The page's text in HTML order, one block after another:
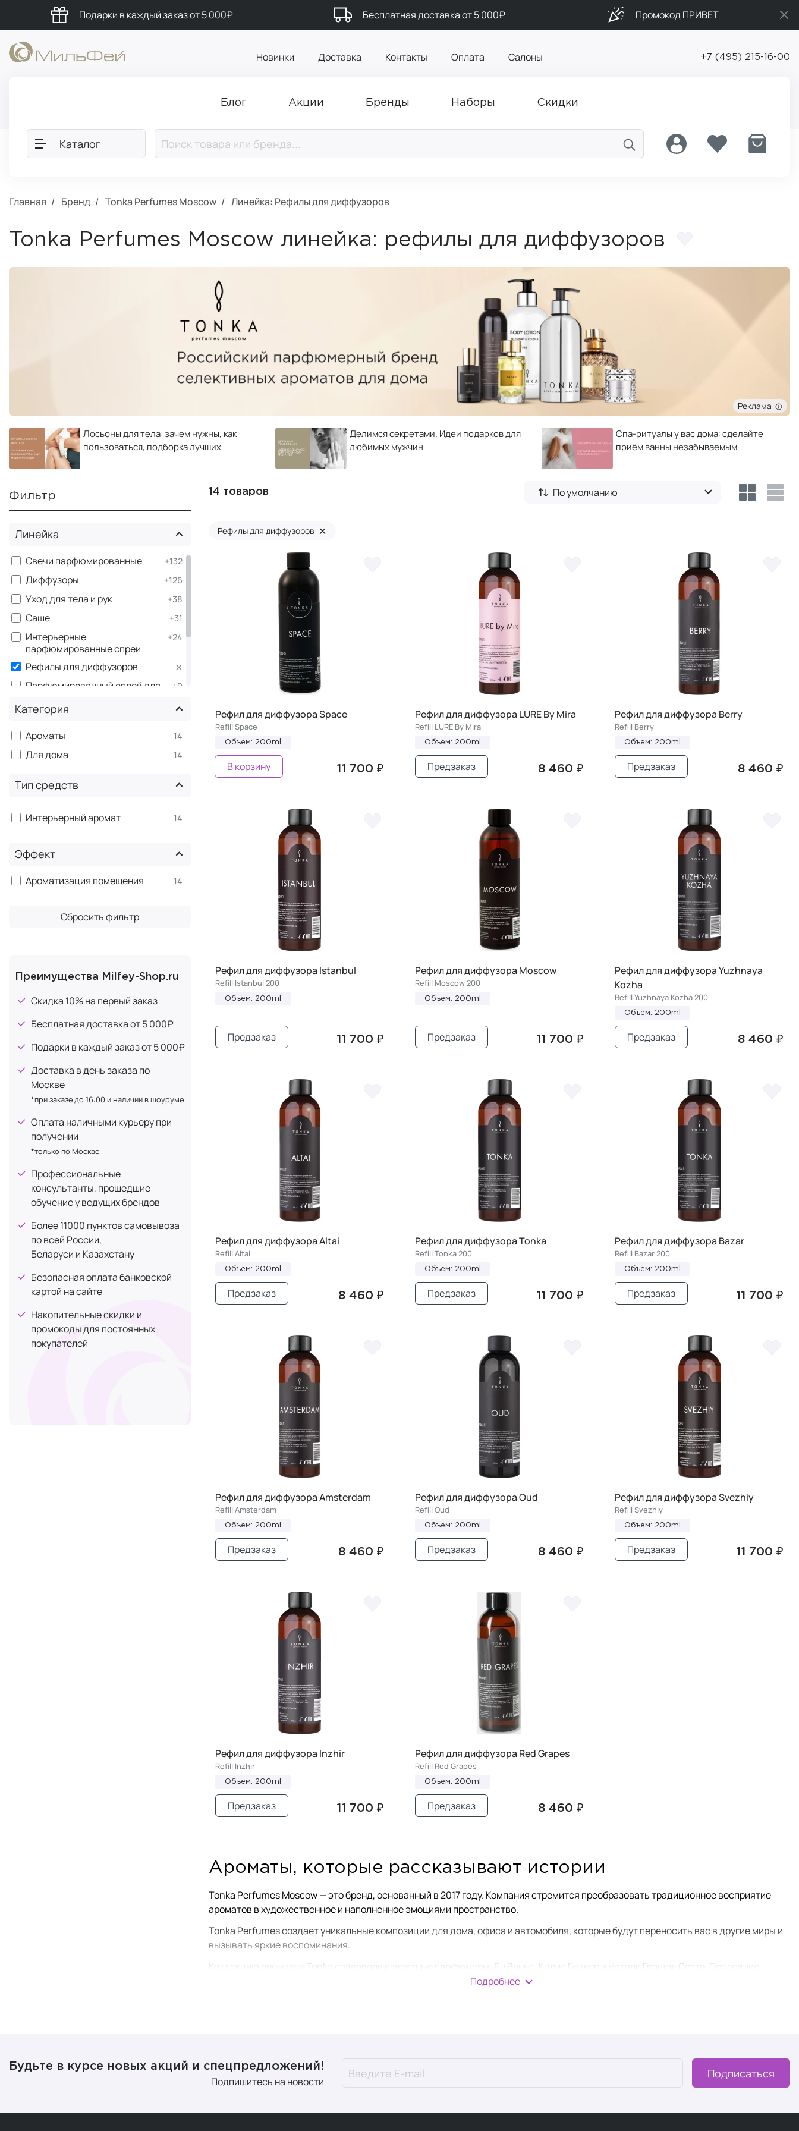
Подарки в каждый заказ от 5 000₽ Бесплатная доставка от 5 000₽ Промокод ПРИВЕТ
Новинки Доставка Контакты Оплата Салоны +7 (495) 215-16-00
Блог Акции Бренды Наборы Скидки
Каталог
Главная Бренд Tonka Perfumes Moscow Линейка: Рефилы для диффузоров
Tonka Perfumes Moscow линейка: рефилы для диффузоров
Реклама
Лосьоны для тела: зачем нужны, как
пользоваться, подборка лучших
Делимся секретами. Идеи подарков для
любимых мужчин
Спа-ритуалы у вас дома: сделайте
приём ванны незабываемым
Фильтр
Линейка
Свечи парфюмированные +132
Диффузоры +126
Уход для тела и рук +38
Саше +31
Интерьерные
парфюмированные спреи
+24
Рефилы для диффузоров ×
Парфюмированный спрей для
+9
Фирменные аксессуары
Спреи парфюмированные +2
Уход за волосами +2
Категория
Ароматы 14
Для дома 14
Тип средств
Интерьерный аромат 14
Эффект
Ароматизация помещения 14
Сбросить фильтр
Преимущества Milfey-Shop.ru
Скидка 10% на первый заказ
Бесплатная доставка от 5 000₽
Подарки в каждый заказ от 5 000₽
Доставка в день заказа по
Москве
*при заказе до 16:00 и наличии в шоуруме
Оплата наличными курьеру при
получении
*только по Москве
Профессиональные
консультанты, прошедшие
обучение у ведущих брендов
Более 11000 пунктов самовывоза
по всей России,
Беларуси и Казахстану
Безопасная оплата банковской
картой на сайте
Накопительные скидки и
промокоды для постоянных
покупателей
14 товаров По умолчанию
Рефилы для диффузоров ×
Рефил для диффузора Space
Refill Space
Объем: 200ml
11 700 ₽
В корзину
Рефил для диффузора LURE By Mira
Refill LURE By Mira
Объем: 200ml
8 460 ₽
Предзаказ
Рефил для диффузора Berry
Refill Berry
Объем: 200ml
8 460 ₽
Предзаказ
Рефил для диффузора Istanbul
Refill Istanbul 200
Объем: 200ml
11 700 ₽
Предзаказ
Рефил для диффузора Moscow
Refill Moscow 200
Объем: 200ml
11 700 ₽
Предзаказ
Рефил для диффузора Yuzhnaya
Kozha
Refill Yuzhnaya Kozha 200
Объем: 200ml
8 460 ₽
Предзаказ
Рефил для диффузора Altai
Refill Altai
Объем: 200ml
8 460 ₽
Предзаказ
Рефил для диффузора Tonka
Refill Tonka 200
Объем: 200ml
11 700 ₽
Предзаказ
Рефил для диффузора Bazar
Refill Bazar 200
Объем: 200ml
11 700 ₽
Предзаказ
Рефил для диффузора Amsterdam
Refill Amsterdam
Объем: 200ml
8 460 ₽
Предзаказ
Рефил для диффузора Oud
Refill Oud
Объем: 200ml
8 460 ₽
Предзаказ
Рефил для диффузора Svezhiy
Refill Svezhiy
Объем: 200ml
11 700 ₽
Предзаказ
Рефил для диффузора Inzhir
Refill Inzhir
Объем: 200ml
11 700 ₽
Предзаказ
Рефил для диффузора Red Grapes
Refill Red Grapes
Объем: 200ml
8 460 ₽
Предзаказ
Ароматы, которые рассказывают истории
Tonka Perfumes Moscow — это бренд, основанный в 2017 году. Компания стремится преобразовать традиционное восприятие
ароматов в художественное и наполненное эмоциями пространство.
Tonka Perfumes создает уникальные композиции для дома, офиса и автомобиля, которые будут переносить вас в другие миры и
вызывать яркие воспоминания.
Коллекцию ароматов Tonka создавали известные парфюмеры: Ян Ванье, Калис Беккер и Натали Грация-Сетто. Последние
ароматы в коллекции придумала и воплотила в жизнь основательница компании Мира Бруман.
Тонка Парфюм использует при создании своей продукции:
премиальные ароматические масла,
Подробнее
Будьте в курсе новых акций и спецпредложений!
Подпишитесь на новости
Подписаться